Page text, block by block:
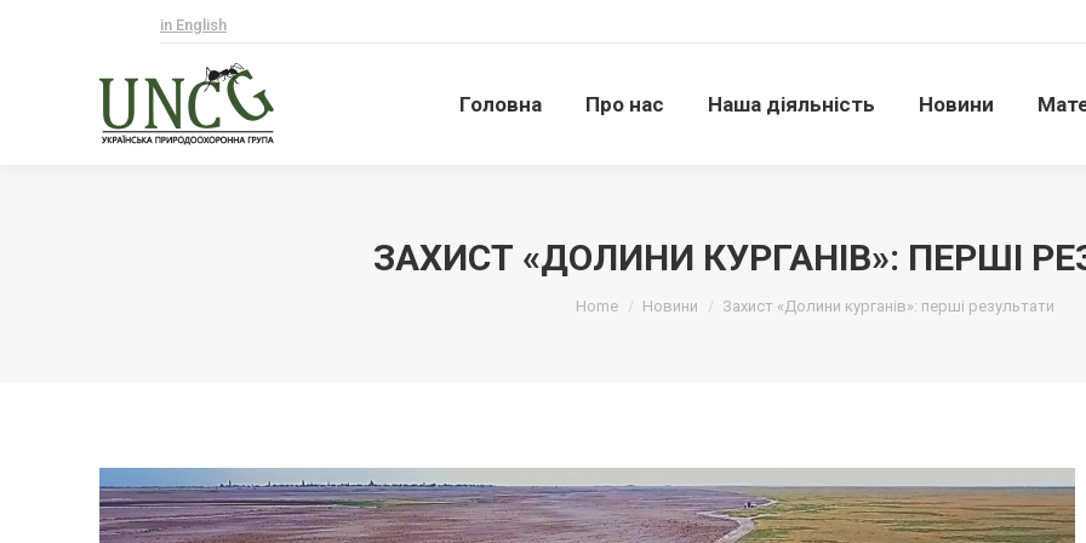
in English
Головна Про нас Наша діяльність Новини
ЗАХИСТ «ДОЛИНИ КУРГАНІВ»: ПЕРШІ
Home Новини Захист «Долини курганів»: перші результати
Головна Про нас Наша діяльність Новини